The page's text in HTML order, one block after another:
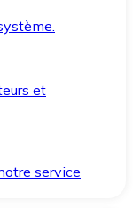
et
service